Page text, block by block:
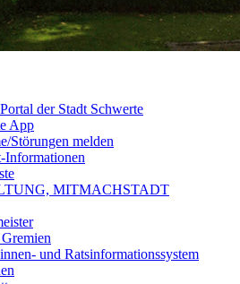
der Stadt Schwerte
App
Störungen melden
Informationen
MITMACHSTADT
und Ratsinformationssystem